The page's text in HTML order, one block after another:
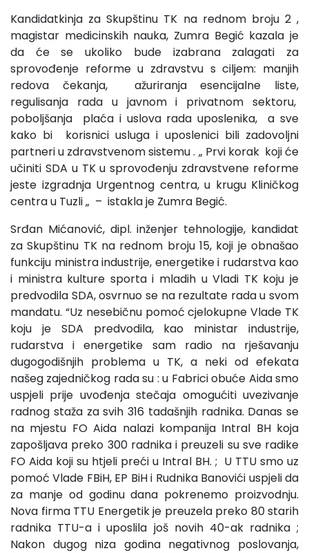
Kandidatkinja za Skupštinu TK na rednom broju 2 ,
magistar medicinskih nauka, Zumra Begić kazala je
da će se ukoliko bude izabrana zalagati za
sprovođenje reforme u zdravstvu s ciljem: manjih
redova čekanja, ažuriranja esencijalne liste,
regulisanja rada u javnom i privatnom sektoru,
poboljšanja plaća i uslova rada uposlenika, a sve
kako bi korisnici usluga i uposlenici bili zadovoljni
partneri u zdravstvenom sistemu . „ Prvi korak koji će
učiniti SDA u TK u sprovođenju zdravstvene reforme
jeste izgradnja Urgentnog centra, u krugu Kliničkog
centra u Tuzli „ – istakla je Zumra Begić.
Srđan Mićanović, dipl. inženjer tehnologije, kandidat
za Skupštinu TK na rednom broju 15, koji je obnašao
funkciju ministra industrije, energetike i rudarstva kao
i ministra kulture sporta i mladih u Vladi TK koju je
predvodila SDA, osvrnuo se na rezultate rada u svom
mandatu. “Uz nesebičnu pomoć cjelokupne Vlade TK
koju je SDA predvodila, kao ministar industrije,
rudarstva i energetike sam radio na rješavanju
dugogodišnjih problema u TK, a neki od efekata
našeg zajedničkog rada su : u Fabrici obuće Aida smo
uspjeli prije uvođenja stečaja omogućiti uvezivanje
radnog staža za svih 316 tadašnjih radnika. Danas se
na mjestu FO Aida nalazi kompanija Intral BH koja
zapošljava preko 300 radnika i preuzeli su sve radike
FO Aida koji su htjeli preći u Intral BH. ; U TTU smo uz
pomoć Vlade FBiH, EP BiH i Rudnika Banovići uspjeli da
za manje od godinu dana pokrenemo proizvodnju.
Nova firma TTU Energetik je preuzela preko 80 starih
radnika TTU-a i uposlila još novih 40-ak radnika ;
Nakon dugog niza godina negativnog poslovanja,